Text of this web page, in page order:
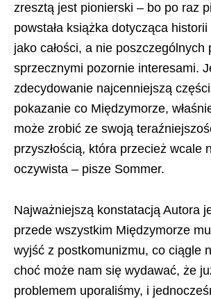
zresztą jest pionierski – bo po raz
powstała książka dotycząca
jako całości, a nie poszczególnych
sprzecznymi pozornie interesami.
zdecydowanie najcenniejszą
pokazanie co Międzymorze,
może zrobić ze swoją
przyszłością, która przecież wcale
oczywista – pisze Sommer.
Najważniejszą konstatacją Autora
przede wszystkim Międzymorze
wyjść z postkomunizmu, co ciągle
choć może nam się wydawać, że
problemem uporaliśmy, i